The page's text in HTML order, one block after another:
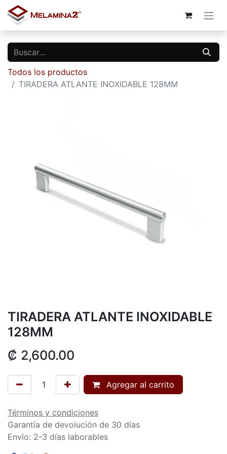
Todos los productos
TIRADERA ATLANTE INOXIDABLE 128MM
TIRADERA ATLANTE INOXIDABLE
128MM
₡ 2,600.00
Agregar al carrito
Términos y condiciones
Garantía de devolución de 30 días
Envío: 2-3 días laborables